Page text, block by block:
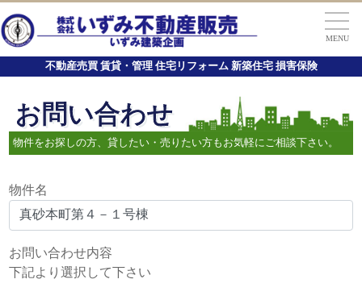
MENU
不動産売買 賃貸・管理 住宅リフォーム 新築住宅 損害保険
お問い合わせ
物件をお探しの方、貸したい・売りたい方もお気軽にご相談下さい。
物件名
お問い合わせ内容
下記より選択して下さい